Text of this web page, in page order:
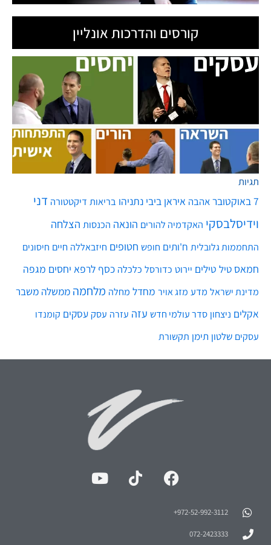
קורסים והדרכות אונליין
תגיות
7 באוקטובר אהבה איראן ביבי נתניהו בריאות דיקטטורה דני
וידיסלבסקי האקדמיה להורים הונאה הכנסות הצלחה
התחממות גלובלית ח'ותים חופש חטופים חיזבאללה חיים חיסונים
חמאס טיל טילים יירוט כדורסל כלכלה כסף לרפא יחסים מגפה
מדינת ישראל מדע מזג אויר מחדל מחלה מלחמה ממשלה משבר
אקלים ניצחון סדר עולמי חדש עזה עזרה עסק עסקים קומנדו
עסקים שלטון תימן תקשורת
972-52-992-3112⁩+
072-2423333